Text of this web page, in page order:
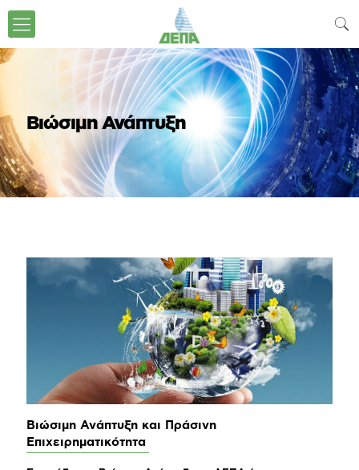
Βιώσιμη Ανάπτυξη
Βιώσιμη Ανάπτυξη και Πράσινη
Επιχειρηματικότητα